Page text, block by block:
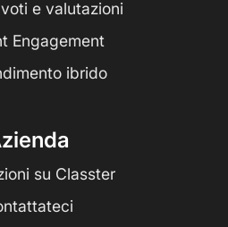
e valutazioni
Engagement
ibrido
su Classter